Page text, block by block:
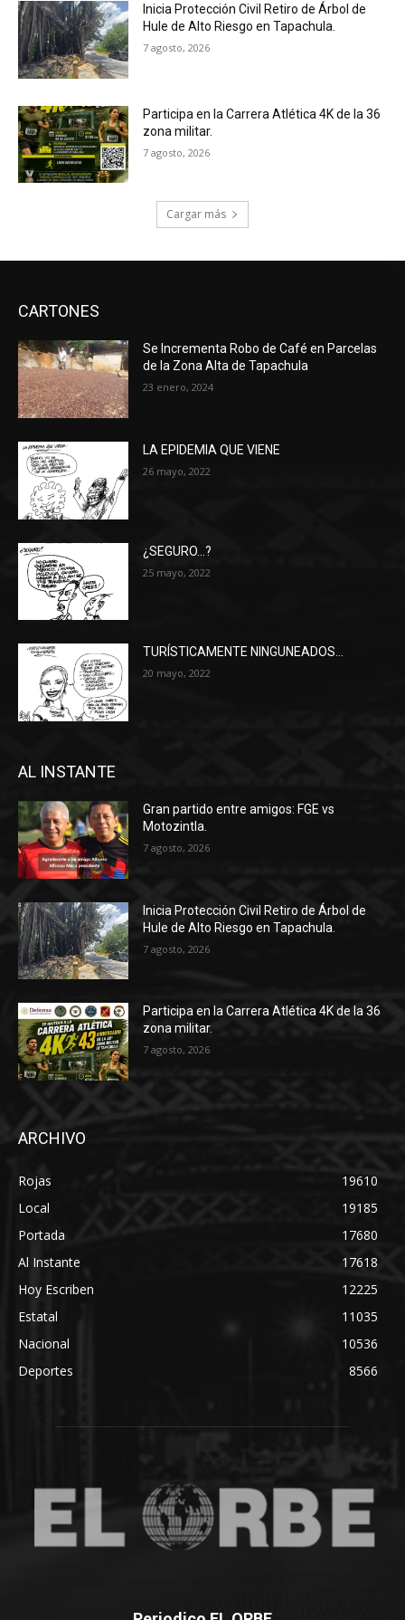
Inicia Protección Civil Retiro de Árbol de
Hule de Alto Riesgo en Tapachula.
7 agosto, 2026
Participa en la Carrera Atlética 4K de la 36
zona militar.
7 agosto, 2026
Cargar más
CARTONES
Se Incrementa Robo de Café en Parcelas
de la Zona Alta de Tapachula
23 enero, 2024
LA EPIDEMIA QUE VIENE
26 mayo, 2022
¿SEGURO…?
25 mayo, 2022
TURÍSTICAMENTE NINGUNEADOS…
20 mayo, 2022
AL INSTANTE
Gran partido entre amigos: FGE vs
Motozintla.
7 agosto, 2026
Inicia Protección Civil Retiro de Árbol de
Hule de Alto Riesgo en Tapachula.
7 agosto, 2026
Participa en la Carrera Atlética 4K de la 36
zona militar.
7 agosto, 2026
ARCHIVO
Rojas
19610
Local
19185
Portada
17680
Al Instante
17618
Hoy Escriben
12225
Estatal
11035
Nacional
10536
Deportes
8566